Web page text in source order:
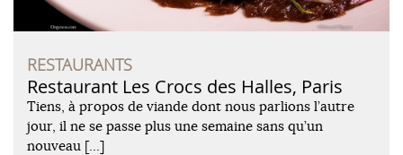
RESTAURANTS
Restaurant Les Crocs des Halles, Paris
Tiens, à propos de viande dont nous parlions l’autre
jour, il ne se passe plus une semaine sans qu’un
nouveau […]